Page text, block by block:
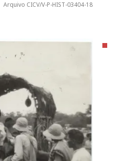
Arquivo CICV/V-P-HIST-03404-18